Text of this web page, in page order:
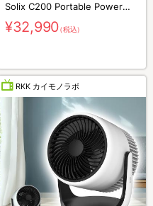
Solix C200 Portable Power
Station／230Wh／8ポート／防
災グッズ／災害対策
¥32,990（税込）
RKK カイモノラボ